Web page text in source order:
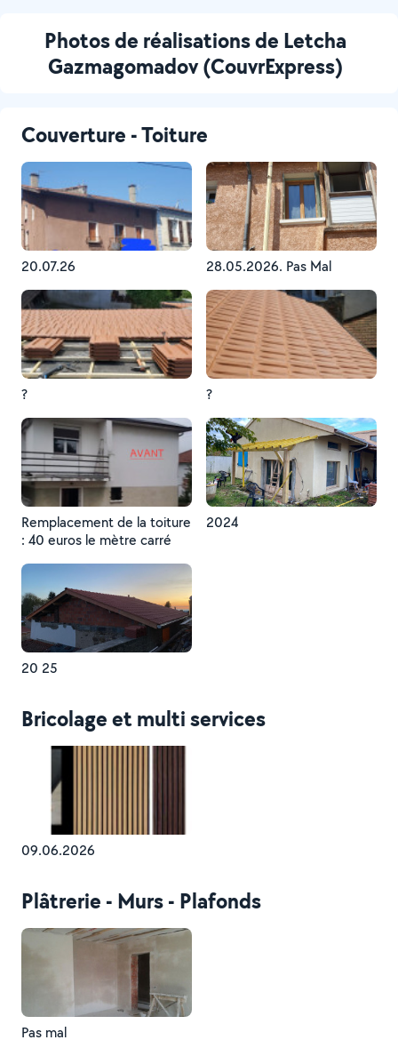
Photos de réalisations de Letcha
Gazmagomadov (CouvrExpress)
Couverture - Toiture
20.07.26 28.05.2026. Pas Mal
? ?
Remplacement de la toiture
: 40 euros le mètre carré
2024
20 25
Bricolage et multi services
09.06.2026
Plâtrerie - Murs - Plafonds
Pas mal